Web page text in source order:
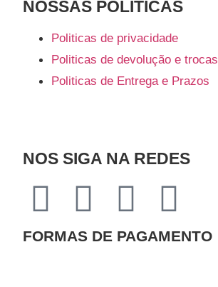
NOSSAS POLÍTICAS
Politicas de privacidade
Politicas de devolução e trocas
Politicas de Entrega e Prazos
NOS SIGA NA REDES
FORMAS DE PAGAMENTO